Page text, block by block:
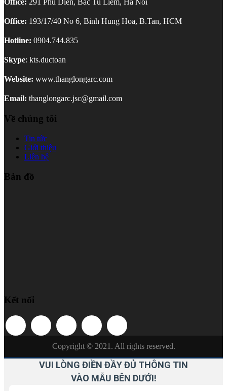
Office: 193/17/40 No 6, Binh Hung Hoa, B.Tan, HCM
Hotline: 0904.744.835
Skype: kts.ductoan
Website: www.thanglongarc.com
Email: thanglongarc.jsc@gmail.com
Về chúng tôi
Tin tức
Giới thiệu
Liên hệ
Bản đồ
Kết nối
Copyright © 2021. All rights reserved.
VUI LÒNG ĐIỀN ĐẦY ĐỦ THÔNG TIN
VÀO MẪU BÊN DƯỚI!